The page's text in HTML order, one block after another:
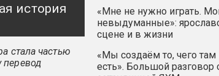
история
стала частью
перевод
«Мне не нужно играть.
невыдуманные»:
сцене и в жизни
«Мы создаём то, чего там
есть». Большой разговор